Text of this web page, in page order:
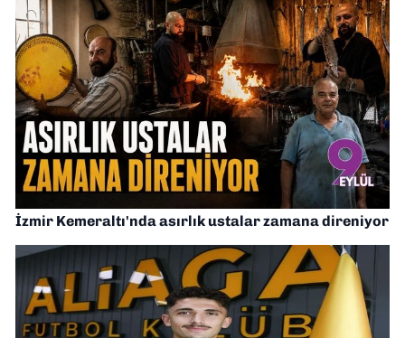
İzmir Kemeraltı'nda asırlık ustalar zamana direniyor